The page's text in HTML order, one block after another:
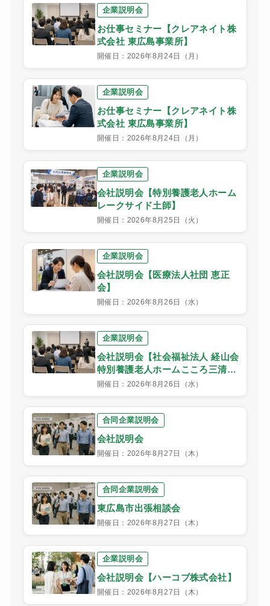
企業説明会
お仕事セミナー【クレアネイト株
式会社 東広島事業所】
開催日：2026年8月24日（月）
企業説明会
お仕事セミナー【クレアネイト株
式会社 東広島事業所】
開催日：2026年8月24日（月）
企業説明会
会社説明会【特別養護老人ホーム
レークサイド土師】
開催日：2026年8月25日（火）
企業説明会
会社説明会【医療法人社団 恵正
会】
開催日：2026年8月26日（水）
企業説明会
会社説明会【社会福祉法人 経山会
特別養護老人ホームこころ三清
荘】
開催日：2026年8月26日（水）
合同企業説明会
会社説明会
開催日：2026年8月27日（木）
合同企業説明会
東広島市出張相談会
開催日：2026年8月27日（木）
企業説明会
会社説明会【ハーコブ株式会社】
開催日：2026年8月27日（木）